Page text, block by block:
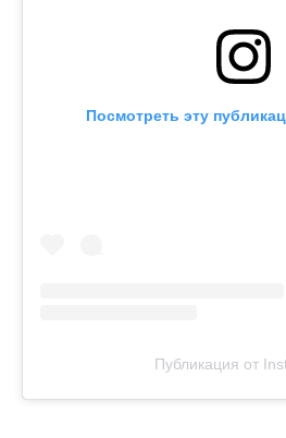
Посмотреть эту
Публикация от